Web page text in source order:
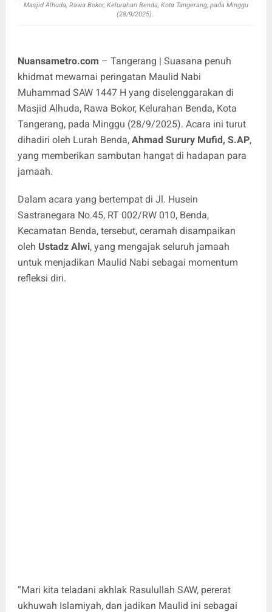
Masjid Alhuda, Rawa Bokor, Kelurahan Benda, Kota Tangerang, pada Minggu
(28/9/2025).
Nuansametro.com – Tangerang | Suasana penuh
khidmat mewarnai peringatan Maulid Nabi
Muhammad SAW 1447 H yang diselenggarakan di
Masjid Alhuda, Rawa Bokor, Kelurahan Benda, Kota
Tangerang, pada Minggu (28/9/2025). Acara ini turut
dihadiri oleh Lurah Benda, Ahmad Surury Mufid, S.AP,
yang memberikan sambutan hangat di hadapan para
jamaah.
Dalam acara yang bertempat di Jl. Husein
Sastranegara No.45, RT 002/RW 010, Benda,
Kecamatan Benda, tersebut, ceramah disampaikan
oleh Ustadz Alwi, yang mengajak seluruh jamaah
untuk menjadikan Maulid Nabi sebagai momentum
refleksi diri.
“Mari kita teladani akhlak Rasulullah SAW, pererat
ukhuwah Islamiyah, dan jadikan Maulid ini sebagai